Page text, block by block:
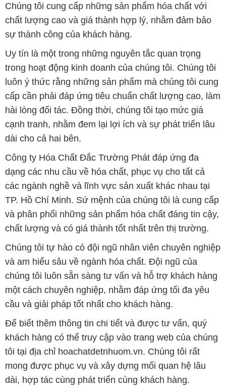
Chúng tôi cung cấp những sản phẩm hóa chất với
chất lượng cao và giá thành hợp lý, nhằm đảm bảo
sự thành công của khách hàng.
Uy tín là một trong những nguyên tắc quan trọng
trong hoạt động kinh doanh của chúng tôi. Chúng tôi
luôn ý thức rằng những sản phẩm mà chúng tôi cung
cấp cần phải đáp ứng tiêu chuẩn chất lượng cao, làm
hài lòng đối tác. Đồng thời, chúng tôi tạo mức giá
cạnh tranh, nhằm đem lại lợi ích và sự phát triển lâu
dài cho cả hai bên.
Công ty Hóa Chất Đắc Trường Phát đáp ứng đa
dạng các nhu cầu về hóa chất, phục vụ cho tất cả
các ngành nghề và lĩnh vực sản xuất khác nhau tại
TP. Hồ Chí Minh. Sứ mệnh của chúng tôi là cung cấp
và phân phối những sản phẩm hóa chất đáng tin cậy,
chất lượng và có giá thành tốt nhất trên thị trường.
Chúng tôi tự hào có đội ngũ nhân viên chuyên nghiệp
và am hiểu sâu về ngành hóa chất. Đội ngũ của
chúng tôi luôn sẵn sàng tư vấn và hỗ trợ khách hàng
một cách chuyên nghiệp, nhằm đáp ứng tối đa yêu
cầu và giải pháp tốt nhất cho khách hàng.
Để biết thêm thông tin chi tiết và được tư vấn, quý
khách hàng có thể truy cập vào trang web của chúng
tôi tại địa chỉ hoachatdetnhuom.vn. Chúng tôi rất
mong được phục vụ và xây dựng mối quan hệ lâu
dài, hợp tác cùng phát triển cùng khách hàng.